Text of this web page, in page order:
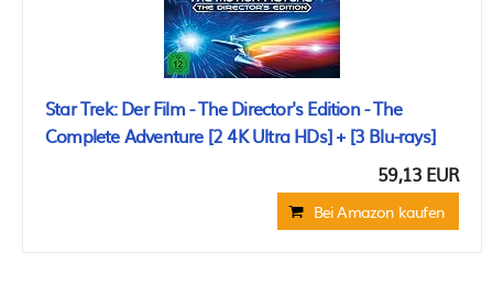
Star Trek: Der Film - The Director's Edition - The
Complete Adventure [2 4K Ultra HDs] + [3 Blu-rays]
59,13 EUR
Bei Amazon kaufen